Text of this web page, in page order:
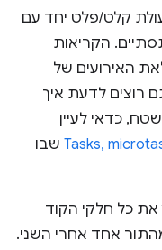
קלט/פלט יחד עם
הקריאות
האירועים של
רוצים לדעת איך
כדאי לעיין
Tasks, שבו
כל חלקי הקוד
אחד אחרי השני.